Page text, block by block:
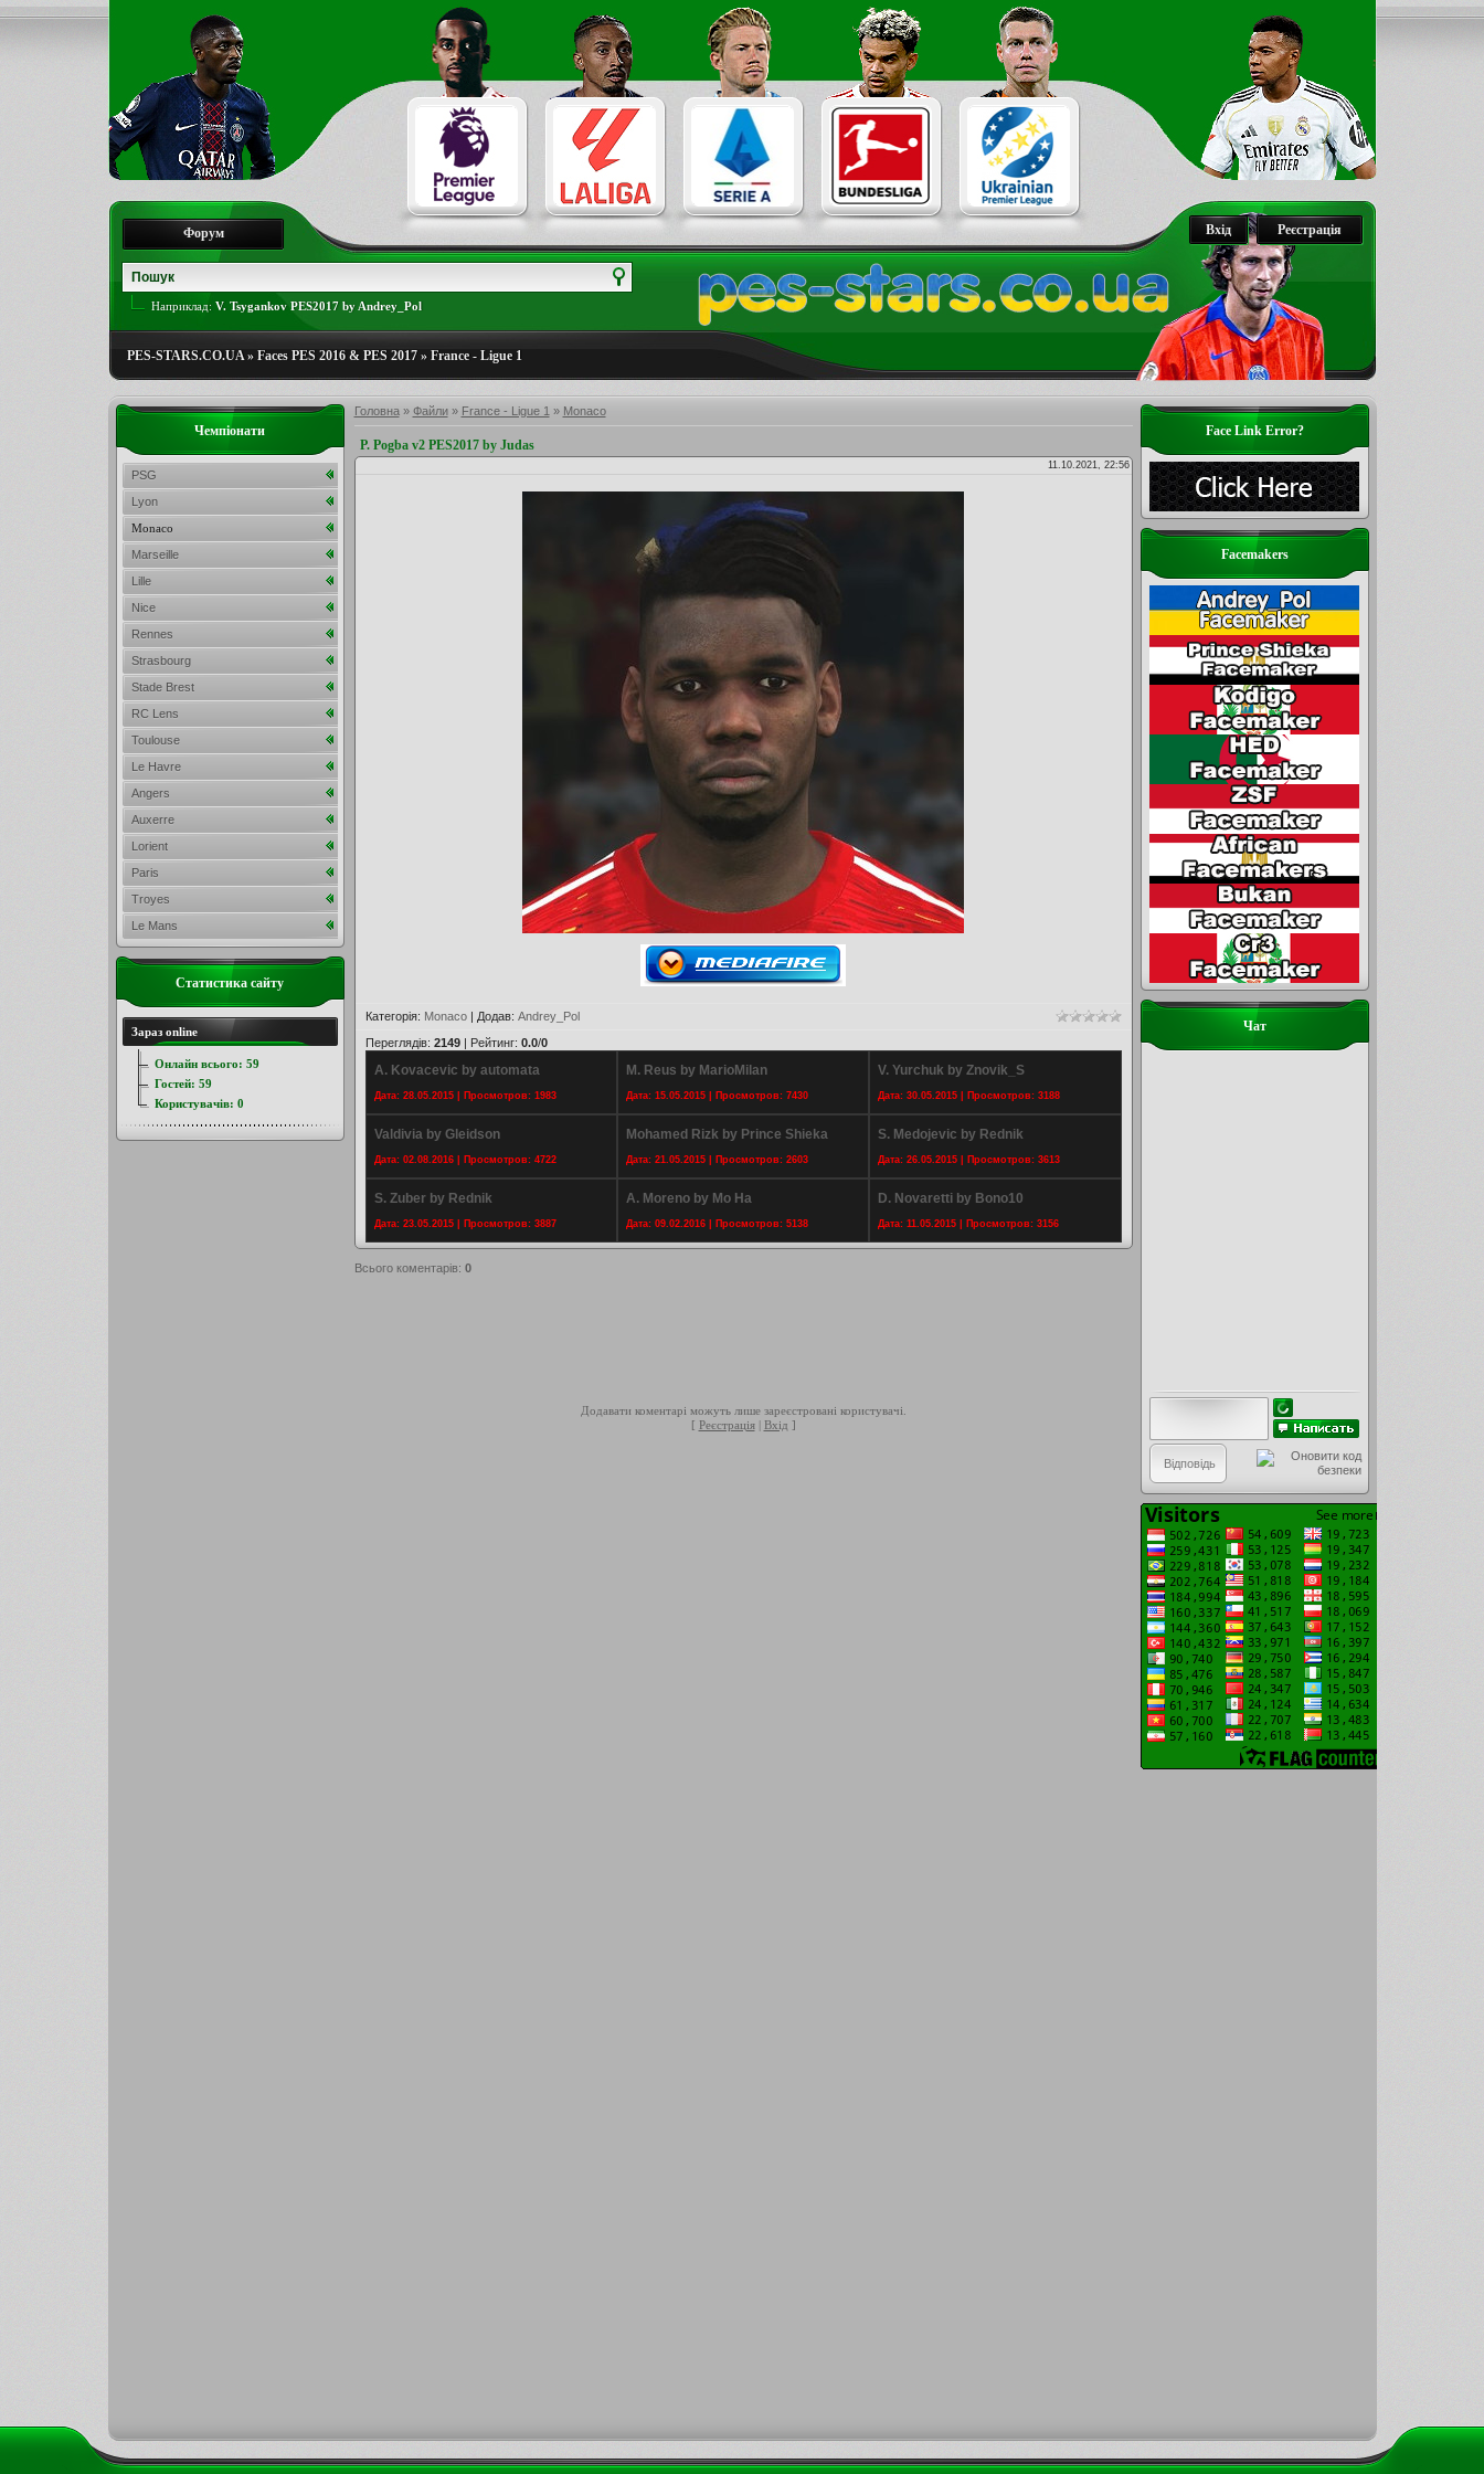
Реєстрація
Вхід
Форум
Наприклад: V. Tsygankov PES2017 by Andrey_Pol
PES-STARS.CO.UA» Faces PES 2016 & PES 2017» France - Ligue 1
Головна» Файли» France - Ligue 1 » Monaco
P. Pogba v2 PES2017 by Judas
11.10.2021, 22:56
Категорія: Monaco| Додав: Andrey_Pol
Переглядів: 2149| Рейтинг: 0.0/0
A. Kovacevic by automata
Дата: 28.05.2015 | Просмотров: 1983
M. Reus by MarioMilan
Дата: 15.05.2015 | Просмотров: 7430
V. Yurchuk by Znovik_S
Дата: 30.05.2015 | Просмотров: 3188
Valdivia by Gleidson
Дата: 02.08.2016 | Просмотров: 4722
Mohamed Rizk by Prince Shieka
Дата: 21.05.2015 | Просмотров: 2603
S. Medojevic by Rednik
Дата: 26.05.2015 | Просмотров: 3613
S. Zuber by Rednik
Дата: 23.05.2015 | Просмотров: 3887
A. Moreno by Mo Ha
Дата: 09.02.2016 | Просмотров: 5138
D. Novaretti by Bono10
Дата: 11.05.2015 | Просмотров: 3156
Всього коментарів: 0
Додавати коментарі можуть лише зареєстровані користувачі.
[ Реєстрація| Вхід ]
Face Link Error?
Facemakers
Чат
Чемпіонати
PSG
Lyon
Monaco
Marseille
Lille
Nice
Rennes
Strasbourg
Stade Brest
RC Lens
Toulouse
Le Havre
Angers
Auxerre
Lorient
Paris
Troyes
Le Mans
Статистика сайту
Зараз online
Онлайн всього: 59
Гостей: 59
Користувачів: 0